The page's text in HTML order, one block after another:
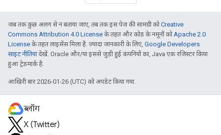
जब तक कुछ अलग से न बताया जाए, तब तक इस पेज की सामग्री कोCreative
Commons Attribution 4.0 License के तहत और कोड के नमूनों कोApache 2.0
License के तहत लाइसेंस मिला है. ज़्यादा जानकारी के लिए, Google Developers
साइट नीतियांदेखें. Oracle और/या इससे जुड़ी हुई कंपनियों का, Java एक रजिस्टर किया
हुआ ट्रेडमार्क है.
आखिरी बार 2026-01-26 (UTC) को अपडेट किया गया.
ब्लॉग
X (Twitter)